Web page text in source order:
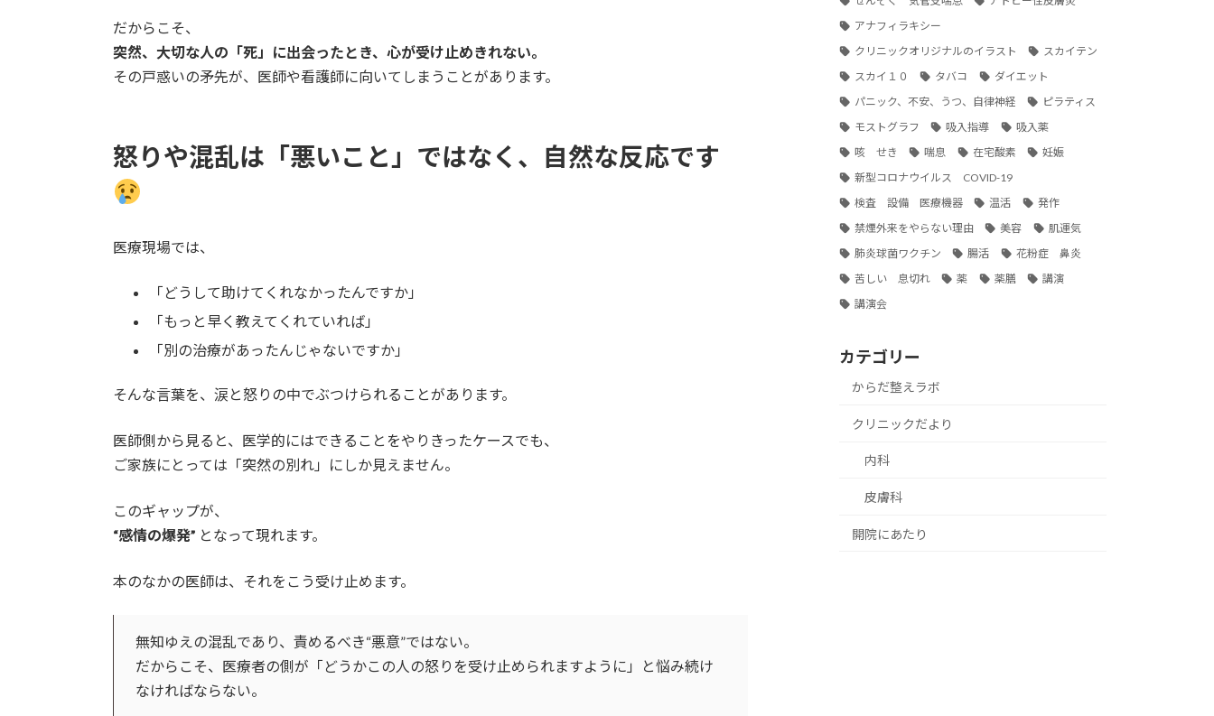
だからこそ、
突然、大切な人の「死」に出会ったとき、心が受け止めきれない。
その戸惑いの矛先が、医師や看護師に向いてしまうことがあります。
怒りや混乱は「悪いこと」ではなく、自然な反応です
医療現場では、
「どうして助けてくれなかったんですか」
「もっと早く教えてくれていれば」
「別の治療があったんじゃないですか」
そんな言葉を、涙と怒りの中でぶつけられることがあります。
医師側から見ると、医学的にはできることをやりきったケースでも、
ご家族にとっては「突然の別れ」にしか見えません。
このギャップが、
“感情の爆発” となって現れます。
本のなかの医師は、それをこう受け止めます。
無知ゆえの混乱であり、責めるべき“悪意”ではない。
だからこそ、医療者の側が「どうかこの人の怒りを受け止められますように」と悩み続け
なければならない。
アナフィラキシー
クリニックオリジナルのイラスト
スカイテン
スカイ１０
タバコ
ダイエット
パニック、不安、うつ、自律神経
ピラティス
モストグラフ
吸入指導
吸入薬
咳 せき
喘息 在宅酸素
妊娠
新型コロナウイルス COVID-19
検査 設備 医療機器
温活
発作
禁煙外来をやらない理由
美容
肌運気
肺炎球菌ワクチン
腸活
花粉症 鼻炎
苦しい 息切れ
薬 薬膳
講演
講演会
カテゴリー
からだ整えラボ
クリニックだより
内科
皮膚科
開院にあたり